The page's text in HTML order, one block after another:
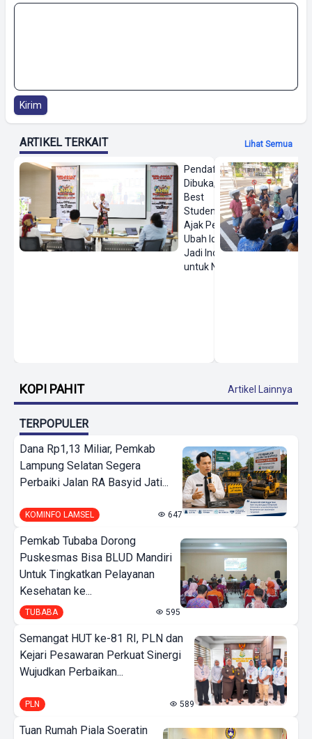
Kirim
ARTIKEL TERKAIT Lihat Semua
Pendaftaran
Dibuka, AHM
Best
Student
Ajak Pelajar
Ubah Ide
Jadi Inovasi
untuk Negeri
KOPI PAHIT Artikel Lainnya
TERPOPULER
Dana Rp1,13 Miliar, Pemkab
Lampung Selatan Segera
Perbaiki Jalan RA Basyid Jati...
KOMINFO LAMSEL 647
Pemkab Tubaba Dorong
Puskesmas Bisa BLUD Mandiri
Untuk Tingkatkan Pelayanan
Kesehatan ke...
TUBABA 595
Semangat HUT ke-81 RI, PLN dan
Kejari Pesawaran Perkuat Sinergi
Wujudkan Perbaikan...
PLN 589
Tuan Rumah Piala Soeratin